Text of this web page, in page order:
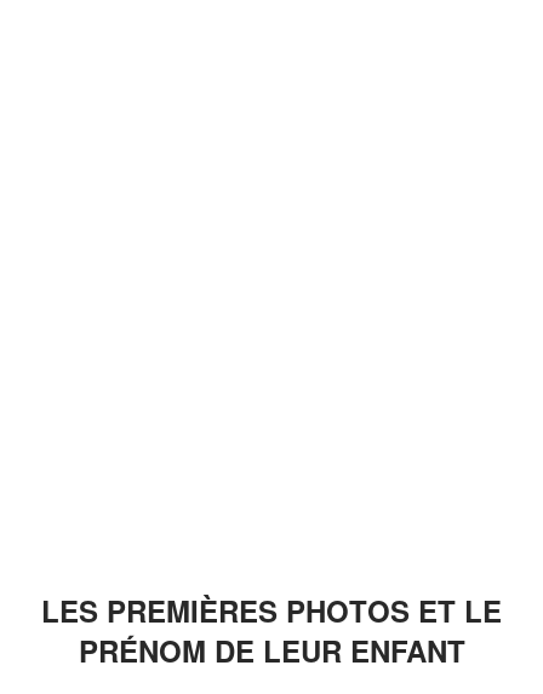
LES PREMIÈRES PHOTOS ET LE
PRÉNOM DE LEUR ENFANT